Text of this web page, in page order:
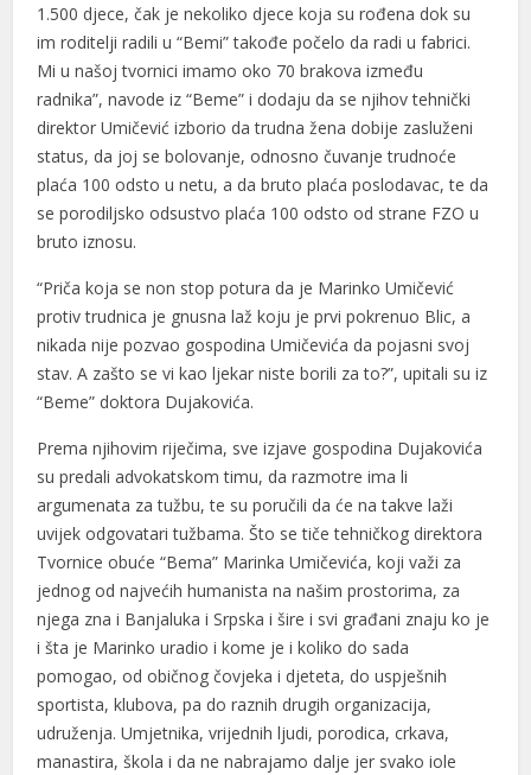
bonusu
bonusu
giris
money link shortener
1.500 djece, čak je nekoliko djece koja su rođena dok su
im roditelji radili u “Bemi” takođe počelo da radi u fabrici.
Mi u našoj tvornici imamo oko 70 brakova između
radnika”, navode iz “Beme” i dodaju da se njihov tehnički
direktor Umičević izborio da trudna žena dobije zasluženi
status, da joj se bolovanje, odnosno čuvanje trudnoće
plaća 100 odsto u netu, a da bruto plaća poslodavac, te da
se porodiljsko odsustvo plaća 100 odsto od strane FZO u
bruto iznosu.
“Priča koja se non stop potura da je Marinko Umičević
protiv trudnica je gnusna laž koju je prvi pokrenuo Blic, a
nikada nije pozvao gospodina Umičevića da pojasni svoj
stav. A zašto se vi kao ljekar niste borili za to?”, upitali su iz
“Beme” doktora Dujakovića.
Prema njihovim riječima, sve izjave gospodina Dujakovića
su predali advokatskom timu, da razmotre ima li
argumenata za tužbu, te su poručili da će na takve laži
uvijek odgovatari tužbama. Što se tiče tehničkog direktora
Tvornice obuće “Bema” Marinka Umičevića, koji važi za
jednog od najvećih humanista na našim prostorima, za
njega zna i Banjaluka i Srpska i šire i svi građani znaju ko je
i šta je Marinko uradio i kome je i koliko do sada
pomogao, od običnog čovjeka i djeteta, do uspješnih
sportista, klubova, pa do raznih drugih organizacija,
udruženja. Umjetnika, vrijednih ljudi, porodica, crkava,
manastira, škola i da ne nabrajamo dalje jer svako iole